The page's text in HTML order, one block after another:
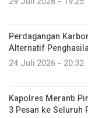
Perdagangan
Alternatif
24 Juli 2026 - 20:32
Kapolres Meranti
3 Pesan ke Seluruh